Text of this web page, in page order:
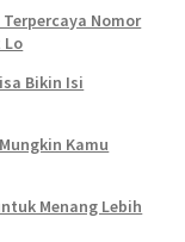
Nomor
Lo
Bikin Isi
Kamu
Menang Lebih